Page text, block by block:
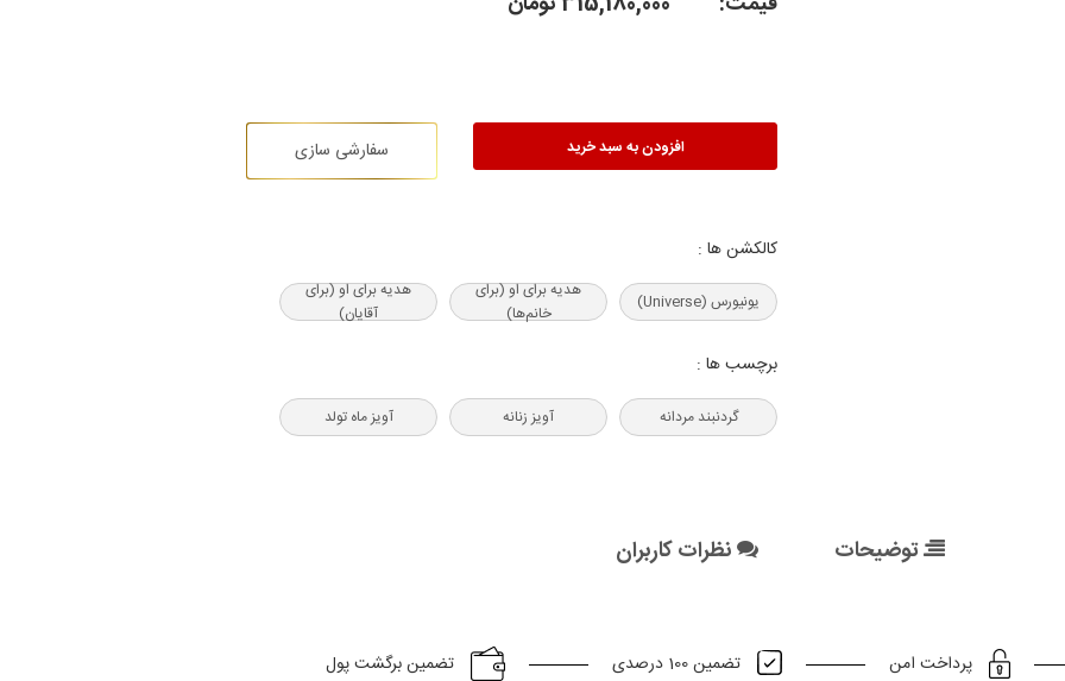
افزودن به سبد خرید سفارشی سازی
کالکشن ها :
یونیورس (Universe)
هدیه‌ برای او (برای
خانم‌ها)
هدیه‌ برای او (برای
آقایان)
برچسب ها :
گردنبند مردانه آویز زنانه آویز ماه تولد
توضیحات نظرات کاربران
پرداخت امن تضمین 100 درصدی تضمین برگشت پول